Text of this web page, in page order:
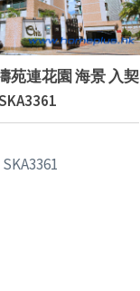
苑連花園 海景 入契
SKA3361